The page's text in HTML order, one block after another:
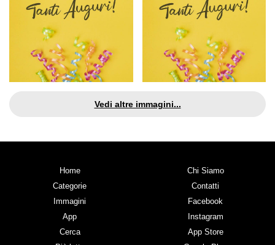
Vedi altre immagini...
Home
Categorie
Immagini
App
Cerca
Chi Siamo
Contatti
Facebook
Instagram
App Store